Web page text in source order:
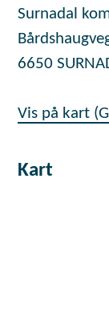
Surnadal
6650
Vis på kart
Kart